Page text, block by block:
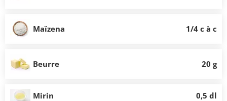
Maïzena 1/4 c à c
Beurre 20 g
Mirin 0,5 dl